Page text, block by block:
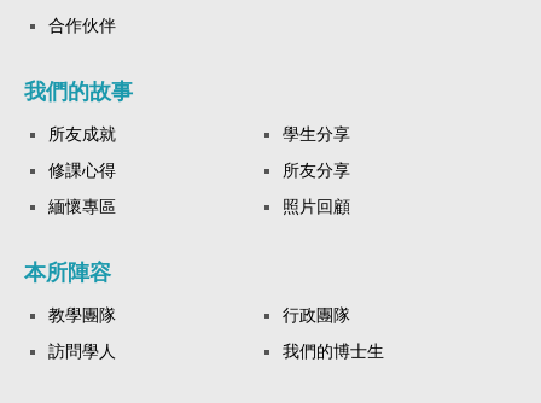
合作伙伴
我們的故事
所友成就
學生分享
修課心得
所友分享
緬懷專區
照片回顧
本所陣容
教學團隊
行政團隊
訪問學人
我們的博士生